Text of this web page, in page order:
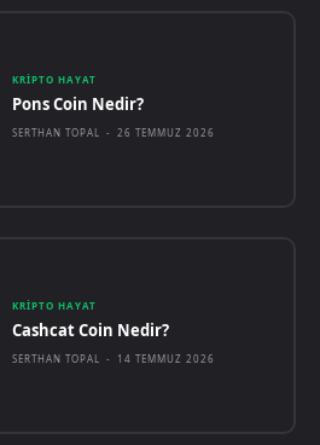
KRIPTO HAYAT
Pons Coin Nedir?
SERTHAN TOPAL - 26 TEMMUZ 2026
KRIPTO HAYAT
Cashcat Coin Nedir?
SERTHAN TOPAL - 14 TEMMUZ 2026